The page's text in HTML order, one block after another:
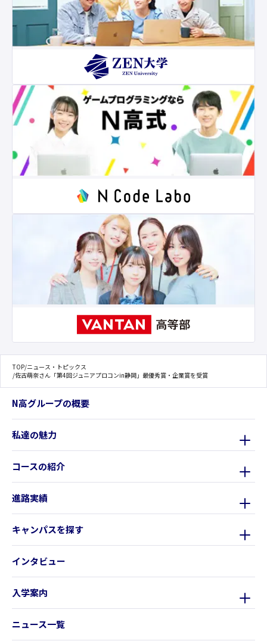
TOP/ニュース・トピックス
/佐古萌奈さん「第4回ジュニアプロコンin静岡」最優秀賞・企業賞を受賞
N高グループの概要
私達の魅力
コースの紹介
進路実績
キャンパスを探す
インタビュー
入学案内
ニュース一覧